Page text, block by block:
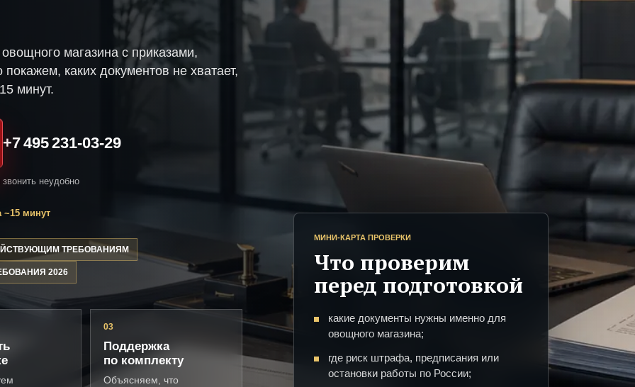
магазина с приказами,
каких документов не хватает,
минут.
+7 495 231-03-29
неудобно
~15 минут
ТРЕБОВАНИЯМ
2026
03
Поддержка
по комплекту
Объясняем, что
МИНИ-КАРТА ПРОВЕРКИ
Что проверим
перед подготовкой
какие документы нужны именно для
овощного магазина;
где риск штрафа, предписания или
остановки работы по России;